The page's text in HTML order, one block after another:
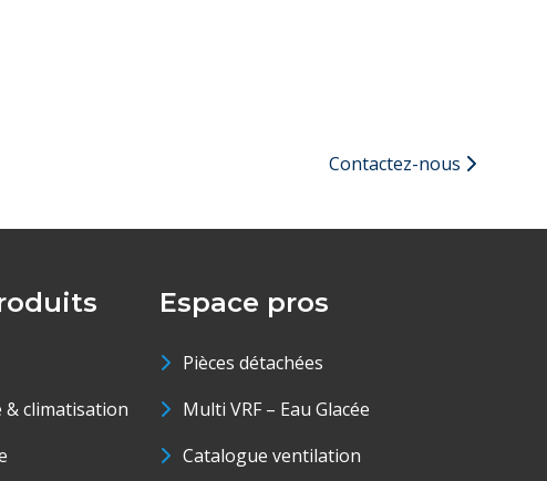
Contactez-nous
climatisation
Espace pros
Pièces détachées
Multi VRF – Eau Glacée
Catalogue ventilation